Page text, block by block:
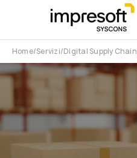
Home Servizi Digital Supply Chain